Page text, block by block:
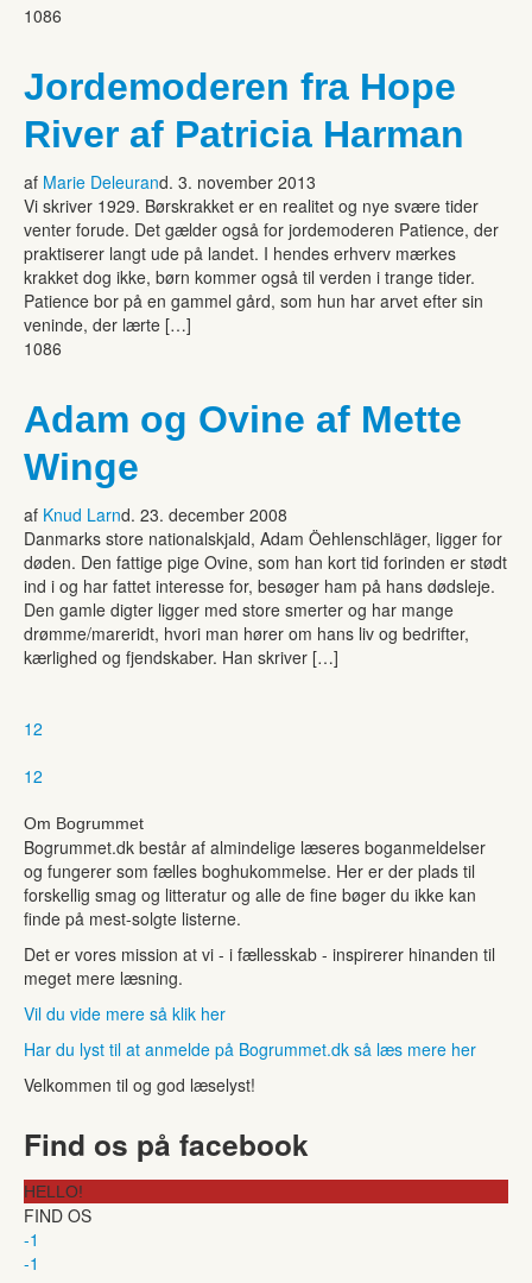
1086
Jordemoderen fra Hope
River af Patricia Harman
af Marie Deleurand. 3. november 2013
Vi skriver 1929. Børskrakket er en realitet og nye svære tider
venter forude. Det gælder også for jordemoderen Patience, der
praktiserer langt ude på landet. I hendes erhverv mærkes
krakket dog ikke, børn kommer også til verden i trange tider.
Patience bor på en gammel gård, som hun har arvet efter sin
veninde, der lærte […]
1086
Adam og Ovine af Mette
Winge
af Knud Larnd. 23. december 2008
Danmarks store nationalskjald, Adam Öehlenschläger, ligger for
døden. Den fattige pige Ovine, som han kort tid forinden er stødt
ind i og har fattet interesse for, besøger ham på hans dødsleje.
Den gamle digter ligger med store smerter og har mange
drømme/mareridt, hvori man hører om hans liv og bedrifter,
kærlighed og fjendskaber. Han skriver […]
12
12
Om Bogrummet
Bogrummet.dk består af almindelige læseres boganmeldelser
og fungerer som fælles boghukommelse. Her er der plads til
forskellig smag og litteratur og alle de fine bøger du ikke kan
finde på mest-solgte listerne.
Det er vores mission at vi - i fællesskab - inspirerer hinanden til
meget mere læsning.
Vil du vide mere så klik her
Har du lyst til at anmelde på Bogrummet.dk så læs mere her
Velkommen til og god læselyst!
Find os på facebook
HELLO!
FIND OS
-1
-1